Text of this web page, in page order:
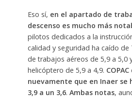
Eso sí, en el apartado de
descenso es mucho más
pilotos dedicados a la
calidad y seguridad ha caído de
de trabajos aéreos de 5,9 a 5,0
helicóptero de 5,9 a 4,9.
nuevamente que en Inaer se
3,9 a un 3,6. Ambas notas,